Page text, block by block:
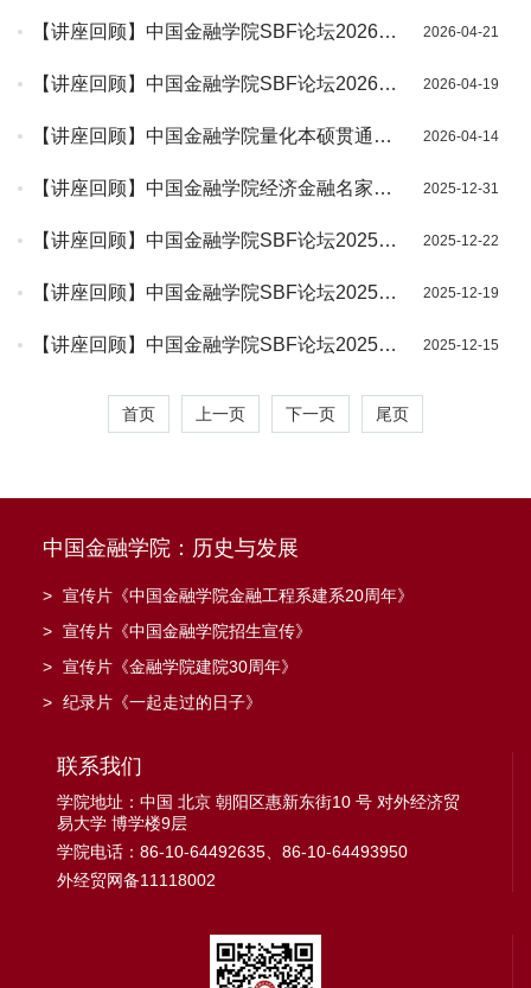
【讲座回顾】中国金融学院SBF论坛2026年
2026-04-21
【讲座回顾】中国金融学院SBF论坛2026年
2026-04-19
【讲座回顾】中国金融学院量化本硕贯通项
2026-04-14
【讲座回顾】中国金融学院经济金融名家讲
2025-12-31
【讲座回顾】中国金融学院SBF论坛2025年
2025-12-22
【讲座回顾】中国金融学院SBF论坛2025年
2025-12-19
【讲座回顾】中国金融学院SBF论坛2025年
21期成功举办
2025-12-15
首页 上一页 下一页 尾页
中国金融学院：历史与发展
> 宣传片《中国金融学院金融工程系建系20周年》
> 宣传片《中国金融学院招生宣传》
> 宣传片《金融学院建院30周年》
> 纪录片《一起走过的日子》
联系我们
学院地址：中国 北京 朝阳区惠新东街10 号 对外经济贸
易大学 博学楼9层
学院电话：86-10-64492635、86-10-64493950
外经贸网备11118002